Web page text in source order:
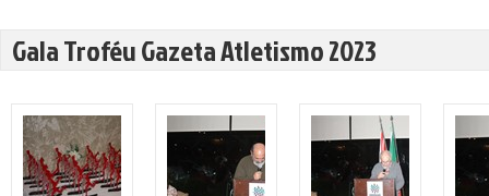
Gala Troféu Gazeta Atletismo 2023